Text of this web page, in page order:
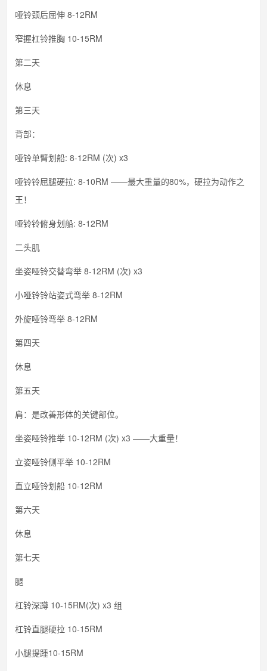
哑铃颈后屈伸 8-12RM
窄握杠铃推胸 10-15RM
第二天
休息
第三天
背部：
哑铃单臂划船: 8-12RM (次) x3
哑铃铃屈腿硬拉: 8-10RM ——最大重量的80%，硬拉为动作之
王！
哑铃铃俯身划船: 8-12RM
二头肌
坐姿哑铃交替弯举 8-12RM (次) x3
小哑铃铃站姿式弯举 8-12RM
外旋哑铃弯举 8-12RM
第四天
休息
第五天
肩：是改善形体的关键部位。
坐姿哑铃推举 10-12RM (次) x3 ——大重量！
立姿哑铃侧平举 10-12RM
直立哑铃划船 10-12RM
第六天
休息
第七天
腿
杠铃深蹲 10-15RM(次) x3 组
杠铃直腿硬拉 10-15RM
小腿提踵10-15RM